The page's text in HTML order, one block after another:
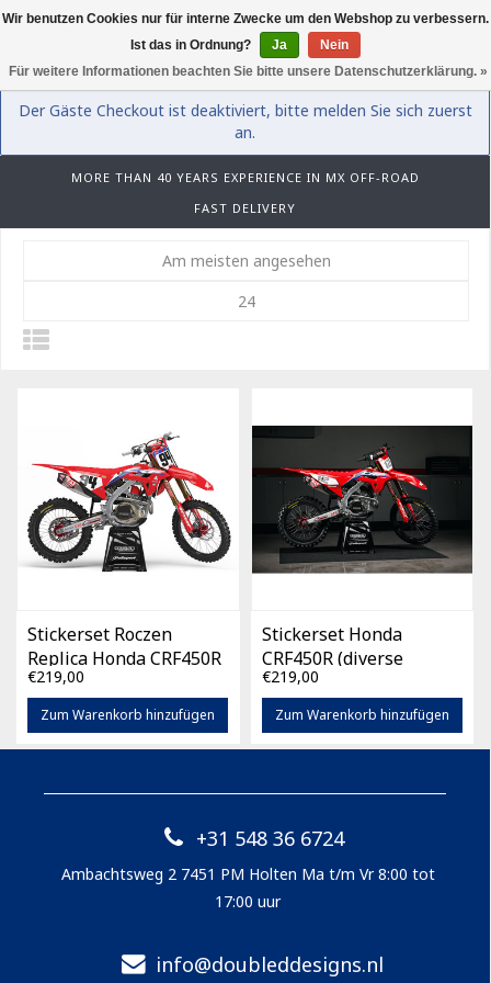
0
Der Gäste Checkout ist deaktiviert, bitte melden Sie sich zuerst
an.
MORE THAN 40 YEARS EXPERIENCE IN MX OFF-ROAD
FAST DELIVERY
Am meisten angesehen
24
Stickerset Roczen
Replica Honda CRF450R
(diverse bouwjaren)
€219,00
Zum Warenkorb hinzufügen
Stickerset Honda
CRF450R (diverse
bouwjaren)
€219,00
Zum Warenkorb hinzufügen
+31 548 36 6724
Ambachtsweg 2 7451 PM Holten Ma t/m Vr 8:00 tot
17:00 uur
info@doubleddesigns.nl
Wir benutzen Cookies nur für interne Zwecke um den Webshop zu verbessern.
Ist das in Ordnung?
Ja
Nein
Für weitere Informationen beachten Sie bitte unsere Datenschutzerklärung. »